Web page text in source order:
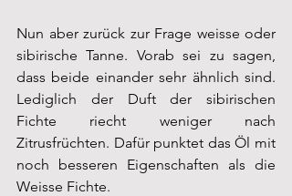
Nun aber zurück zur Frage weisse oder
sibirische Tanne. Vorab sei zu sagen,
dass beide einander sehr ähnlich sind.
Lediglich der Duft der sibirischen
Fichte riecht weniger nach
Zitrusfrüchten. Dafür punktet das Öl mit
noch besseren Eigenschaften als die
Weisse Fichte.